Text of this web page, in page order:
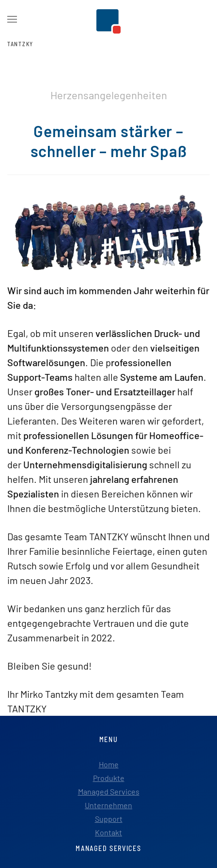
TANTZKY
Herzensangelegenheiten
Gemeinsam stärker –
schneller – mehr Spaß
Wir sind auch im kommenden Jahr weiterhin für
Sie da:
Egal, ob mit unseren verlässlichen Druck- und
Multifunktionssystemen oder den vielseitigen
Softwarelösungen. Die professionellen
Support-Teams halten alle Systeme am Laufen.
Unser großes Toner- und Ersatzteillager half
uns über die Versorgungsengpässe der
Lieferanten. Des Weiteren waren wir gefordert,
mit professionellen Lösungen für Homeoffice-
und Konferenz-Technologien sowie bei
der Unternehmensdigitalisierung schnell zu
helfen. Mit unseren jahrelang erfahrenen
Spezialisten in diesen Bereichen können wir
Ihnen die bestmögliche Unterstützung bieten.
Das gesamte Team TANTZKY wünscht Ihnen und
Ihrer Familie besinnliche Feiertage, einen guten
Rutsch sowie Erfolg und vor allem Gesundheit
im neuen Jahr 2023.
Wir bedanken uns ganz herzlich für das
entgegengebrachte Vertrauen und die gute
Zusammenarbeit in 2022.
Bleiben Sie gesund!
Ihr Mirko Tantzky mit dem gesamten Team
TANTZKY
MENU
Home
Produkte
Managed Services
Unternehmen
Support
Kontakt
MANAGED SERVICES